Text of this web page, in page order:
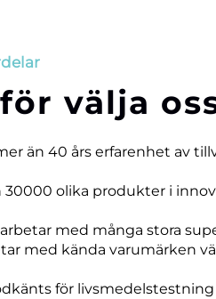
välja
än 40 års erfarenhet av
30000 olika produkter i
med många stora
med kända varumärken
för livsmedelstestning